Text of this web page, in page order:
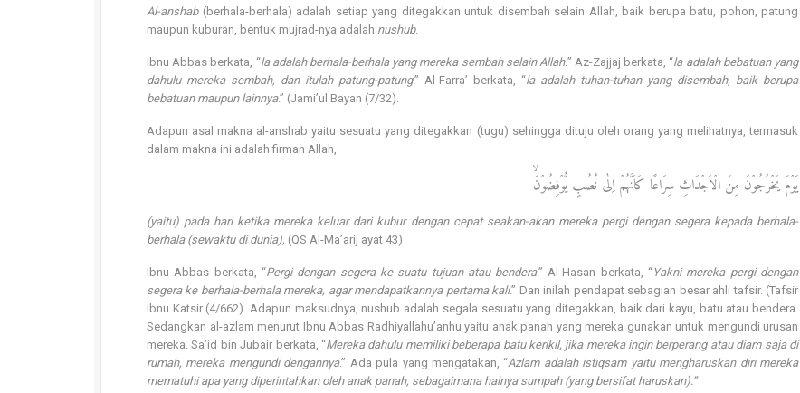
Al-anshab(berhala-berhala) adalah setiap yang ditegakkan untuk disembah selain Allah, baik berupa batu, pohon, patung
maupun kuburan, bentuk mujrad-nya adalah nushub.
Ibnu Abbas berkata, “la adalah berhala-berhala yang mereka sembah selain Allah.” Az-Zajjaj berkata, “la adalah bebatuan yang
dahulu mereka sembah, dan itulah patung-patung.” Al-Farra’ berkata, “la adalah tuhan-tuhan yang disembah, baik berupa
bebatuan maupun lainnya.” (Jami’ul Bayan (7/32).
Adapun asal makna al-anshab yaitu sesuatu yang ditegakkan (tugu) sehingga dituju oleh orang yang melihatnya, termasuk
dalam makna ini adalah firman Allah,
يَوْمَ يَخْرُجُوْنَ مِنَ الْاَجْدَاثِ سِرَاعًا كَاَنَّهُمْ اِلٰى نُصُبٍ يُّوْفِضُوْنَۙ
(yaitu) pada hari ketika mereka keluar dari kubur dengan cepat seakan-akan mereka pergi dengan segera kepada berhala-
berhala (sewaktu di dunia), (QS Al-Ma’arij ayat 43)
Ibnu Abbas berkata, “Pergi dengan segera ke suatu tujuan atau bendera.” Al-Hasan berkata, “Yakni mereka pergi dengan
segera ke berhala-berhala mereka, agar mendapatkannya pertama kali.” Dan inilah pendapat sebagian besar ahli tafsir. (Tafsir
Ibnu Katsir (4/662). Adapun maksudnya, nushub adalah segala sesuatu yang ditegakkan, baik dari kayu, batu atau bendera.
Sedangkan al-azlam menurut Ibnu Abbas Radhiyallahu’anhu yaitu anak panah yang mereka gunakan untuk mengundi urusan
mereka. Sa’id bin Jubair berkata, “Mereka dahulu memiliki beberapa batu kerikil, jika mereka ingin berperang atau diam saja di
rumah, mereka mengundi dengannya.” Ada pula yang mengatakan, “Azlam adalah istiqsam yaitu mengharuskan diri mereka
mematuhi apa yang diperintahkan oleh anak panah, sebagaimana halnya sumpah (yang bersifat haruskan).”